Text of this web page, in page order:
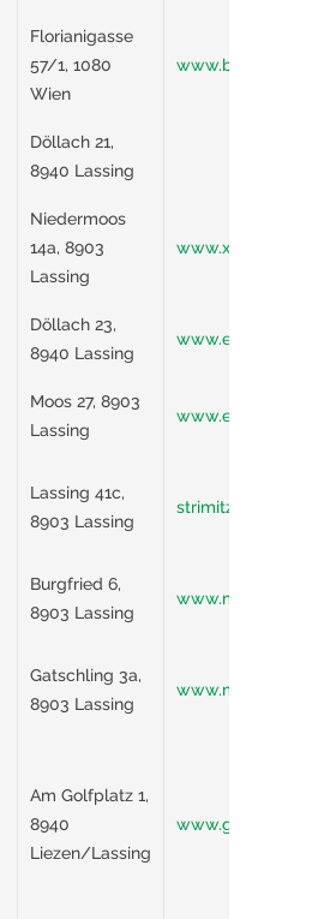
Florianigasse
57/1, 1080
Wien
www.burg-
Döllach 21,
8940 Lassing
Niedermoos
14a, 8903
Lassing
www.xn--
Döllach 23,
8940 Lassing
www.egger-
Moos 27, 8903
Lassing
Lassing 41c,
8903 Lassing
strimitzer.at/
Burgfried 6,
8903 Lassing
Gatschling 3a,
8903 Lassing
Am Golfplatz 1,
8940
Liezen/Lassing